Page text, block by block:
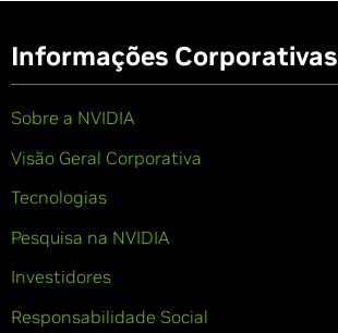
Informações Corporativas
Sobre a NVIDIA
Visão Geral Corporativa
Tecnologias
Pesquisa na NVIDIA
Investidores
Responsabilidade Social